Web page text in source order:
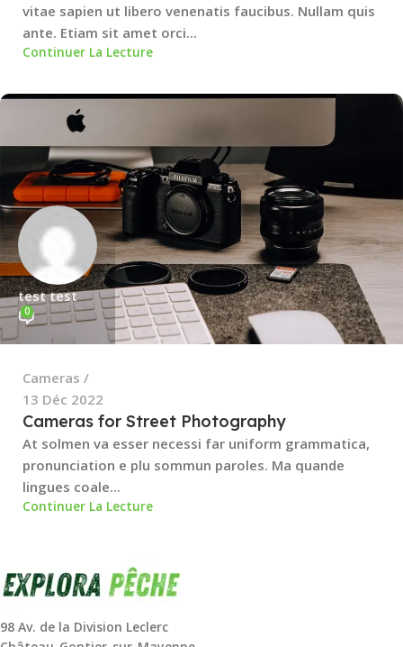
vitae sapien ut libero venenatis faucibus. Nullam quis
ante. Etiam sit amet orci...
Continuer La Lecture
test test
0
Cameras
13 Déc 2022
Cameras for Street Photography
At solmen va esser necessi far uniform grammatica,
pronunciation e plu sommun paroles. Ma quande
lingues coale...
Continuer La Lecture
98 Av. de la Division Leclerc